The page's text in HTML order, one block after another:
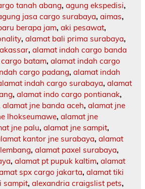
tanah abang, agung ekspedisi,
jasa cargo surabaya, aimas,
berapa jam, aki pesawat,
, alamat bali prima surabaya,
, alamat indah cargo banda
batam, alamat indah cargo
cargo padang, alamat indah
indah cargo surabaya, alamat
, alamat indo cargo pontianak,
alamat jne banda aceh, alamat jne
lhokseumawe, alamat jne
jne palu, alamat jne sampit,
kantor jne surabaya, alamat
, alamat paxel surabaya,
, alamat pt pupuk kaltim, alamat
spx cargo jakarta, alamat tiki
sampit, alexandria craigslist pets,